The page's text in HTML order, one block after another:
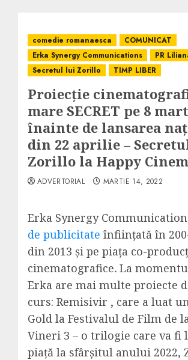
comedie romanaesca
COMUNICAT
Erka Synergy Communications
PR
Secretul lui Zorillo
TIMP LIBER
Proiecție
mare SECRET pe 8
înainte de lansarea
din 22 aprilie –
Zorillo la Happy
ADVERTORIAL MARTIE 14, 2022
Erka Synergy
de publicitate înființată în
din 2013 și pe piața co-
cinematografice. La
Erka are mai multe proiecte
curs: Remisivir , care a luat
Gold la Festivalul de Film de
Vineri 3 – o trilogie care va fi
piață la sfârșitul anului 2022,